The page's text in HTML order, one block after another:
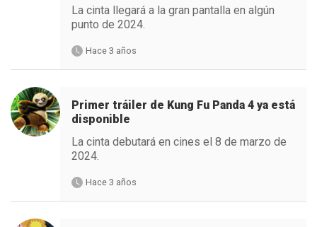
La cinta llegará a la gran pantalla en algún
punto de 2024.
Hace 3 años
Primer tráiler de Kung Fu Panda 4 ya está
disponible
La cinta debutará en cines el 8 de marzo de
2024.
Hace 3 años